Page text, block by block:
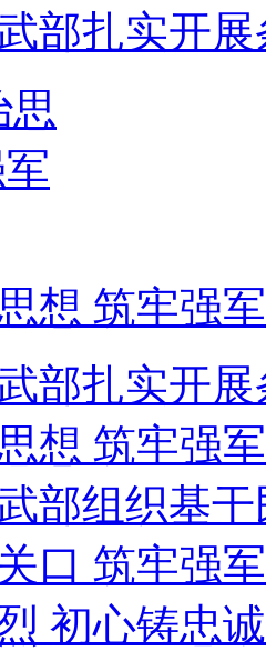
部扎实开
想 筑牢强
部扎实开
想 筑牢强
部组织基
口 筑牢强
初心铸忠诚